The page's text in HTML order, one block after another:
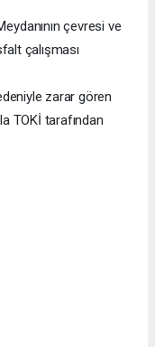
çevresi ve
çalışması
zarar gören
TOKİ tarafından